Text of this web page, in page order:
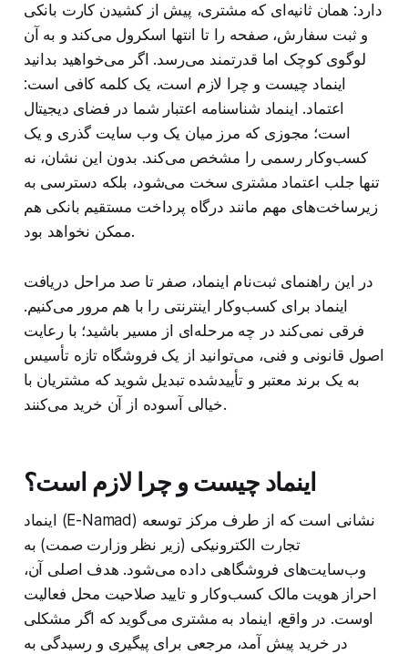
دارد: همان ثانیه‌ای که مشتری، پیش از کشیدن کارت بانکی
و ثبت سفارش، صفحه را تا انتها اسکرول می‌کند و به آن
لوگوی کوچک اما قدرتمند می‌رسد. اگر می‌خواهید بدانید
اینماد چیست و چرا لازم است، یک کلمه کافی است:
اعتماد. اینماد شناسنامه اعتبار شما در فضای دیجیتال
است؛ مجوزی که مرز میان یک وب‌ سایت گذری و یک
کسب‌وکار رسمی را مشخص می‌کند. بدون این نشان، نه
تنها جلب اعتماد مشتری سخت می‌شود، بلکه دسترسی به
زیرساخت‌های مهم مانند درگاه پرداخت مستقیم بانکی هم
ممکن نخواهد بود.
در این راهنمای ثبت‌نام اینماد، صفر تا صد مراحل دریافت
اینماد برای کسب‌وکار اینترنتی را با هم مرور می‌کنیم.
فرقی نمی‌کند در چه مرحله‌ای از مسیر باشید؛ با رعایت
اصول قانونی و فنی، می‌توانید از یک فروشگاه تازه‌ تأسیس
به یک برند معتبر و تأییدشده تبدیل شوید که مشتریان با
خیالی آسوده از آن خرید می‌کنند.
اینماد چیست و چرا لازم است؟
اینماد (E-Namad) نشانی است که از طرف مرکز توسعه
تجارت الکترونیکی (زیر نظر وزارت صمت) به
وب‌سایت‌های فروشگاهی داده می‌شود. هدف اصلی آن،
احراز هویت مالک کسب‌وکار و تایید صلاحیت محل فعالیت
اوست. در واقع، اینماد به مشتری می‌گوید که اگر مشکلی
در خرید پیش آمد، مرجعی برای پیگیری و رسیدگی به